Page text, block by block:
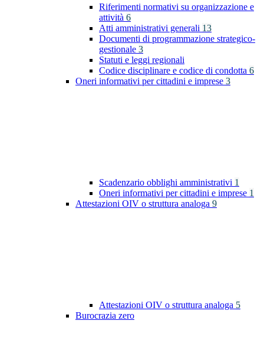
Riferimenti normativi su organizzazione e
attività 6
Atti amministrativi generali 13
Documenti di programmazione strategico-
gestionale 3
Statuti e leggi regionali
Codice disciplinare e codice di condotta 6
Oneri informativi per cittadini e imprese 3
Scadenzario obblighi amministrativi 1
Oneri informativi per cittadini e imprese 1
Attestazioni OIV o struttura analoga 9
Attestazioni OIV o struttura analoga 5
Burocrazia zero